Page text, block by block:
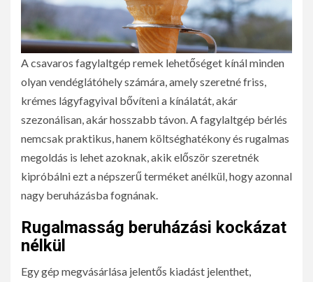
A csavaros fagylaltgép remek lehetőséget kínál minden
olyan vendéglátóhely számára, amely szeretné friss,
krémes lágyfagyival bővíteni a kínálatát, akár
szezonálisan, akár hosszabb távon. A fagylaltgép bérlés
nemcsak praktikus, hanem költséghatékony és rugalmas
megoldás is lehet azoknak, akik először szeretnék
kipróbálni ezt a népszerű terméket anélkül, hogy azonnal
nagy beruházásba fognának.
Rugalmasság beruházási kockázat
nélkül
Egy gép megvásárlása jelentős kiadást jelenthet,